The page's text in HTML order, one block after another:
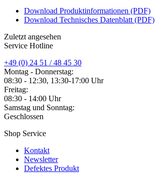
Download Produktinformationen (PDF)
Download Technisches Datenblatt (PDF)
Zuletzt angesehen
Service Hotline
+49 (0) 24 51 / 48 45 30
Montag - Donnerstag:
08:30 - 12:30, 13:30-17:00 Uhr
Freitag:
08:30 - 14:00 Uhr
Samstag und Sonntag:
Geschlossen
Shop Service
Kontakt
Newsletter
Defektes Produkt